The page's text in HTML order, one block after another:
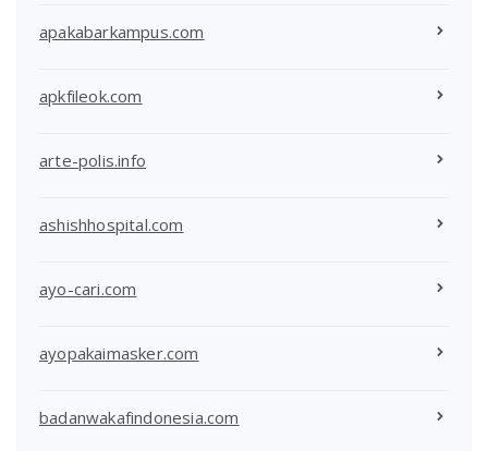
apakabarkampus.com
apkfileok.com
arte-polis.info
ashishhospital.com
ayo-cari.com
ayopakaimasker.com
badanwakafindonesia.com